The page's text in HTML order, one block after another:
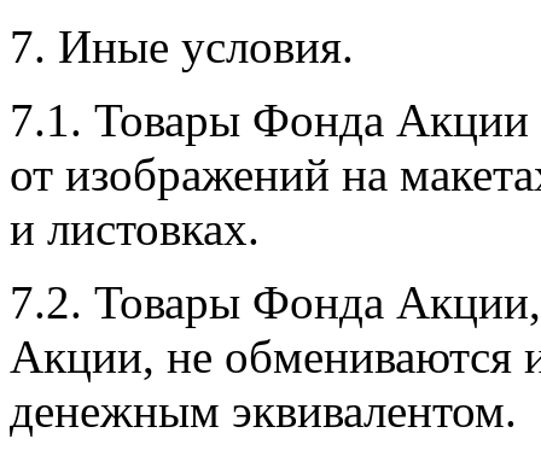
7. Иные условия.
7.1. Товары Фонда Акции
от изображений на
и листовках.
7.2. Товары Фонда
Акции, не обмениваются
денежным эквивалентом.